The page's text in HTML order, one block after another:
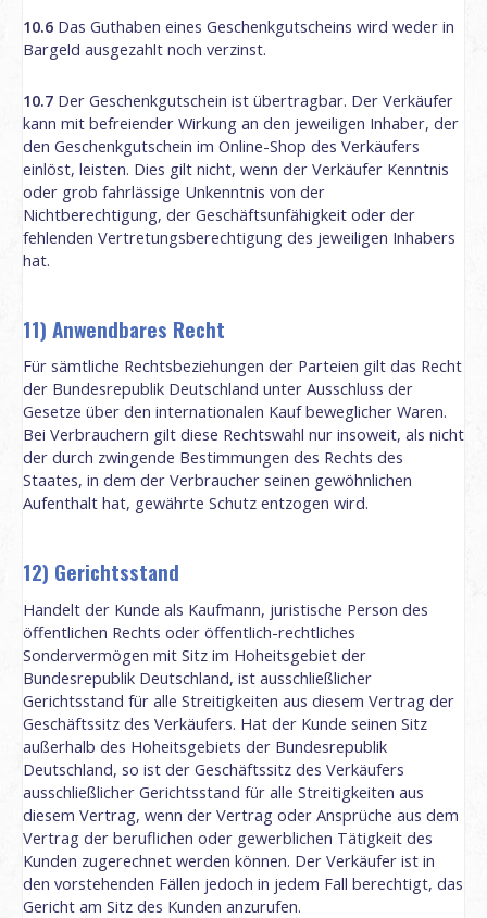
10.6 Das Guthaben eines Geschenkgutscheins wird weder in
Bargeld ausgezahlt noch verzinst.
10.7 Der Geschenkgutschein ist übertragbar. Der Verkäufer
kann mit befreiender Wirkung an den jeweiligen Inhaber, der
den Geschenkgutschein im Online-Shop des Verkäufers
einlöst, leisten. Dies gilt nicht, wenn der Verkäufer Kenntnis
oder grob fahrlässige Unkenntnis von der
Nichtberechtigung, der Geschäftsunfähigkeit oder der
fehlenden Vertretungsberechtigung des jeweiligen Inhabers
hat.
11) Anwendbares Recht
Für sämtliche Rechtsbeziehungen der Parteien gilt das Recht
der Bundesrepublik Deutschland unter Ausschluss der
Gesetze über den internationalen Kauf beweglicher Waren.
Bei Verbrauchern gilt diese Rechtswahl nur insoweit, als nicht
der durch zwingende Bestimmungen des Rechts des
Staates, in dem der Verbraucher seinen gewöhnlichen
Aufenthalt hat, gewährte Schutz entzogen wird.
12) Gerichtsstand
Handelt der Kunde als Kaufmann, juristische Person des
öffentlichen Rechts oder öffentlich-rechtliches
Sondervermögen mit Sitz im Hoheitsgebiet der
Bundesrepublik Deutschland, ist ausschließlicher
Gerichtsstand für alle Streitigkeiten aus diesem Vertrag der
Geschäftssitz des Verkäufers. Hat der Kunde seinen Sitz
außerhalb des Hoheitsgebiets der Bundesrepublik
Deutschland, so ist der Geschäftssitz des Verkäufers
ausschließlicher Gerichtsstand für alle Streitigkeiten aus
diesem Vertrag, wenn der Vertrag oder Ansprüche aus dem
Vertrag der beruflichen oder gewerblichen Tätigkeit des
Kunden zugerechnet werden können. Der Verkäufer ist in
den vorstehenden Fällen jedoch in jedem Fall berechtigt, das
Gericht am Sitz des Kunden anzurufen.